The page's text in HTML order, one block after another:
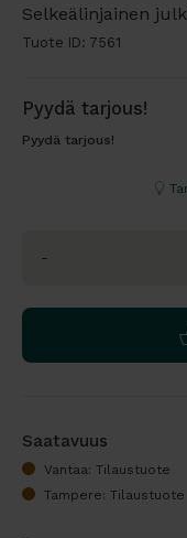
Selkeälinjainen
Tuote ID: 7561
Pyydä tarjous!
Pyydä tarjous!
-
Saatavuus
Vantaa: Tilaustuote
Tampere: Tilaustuote